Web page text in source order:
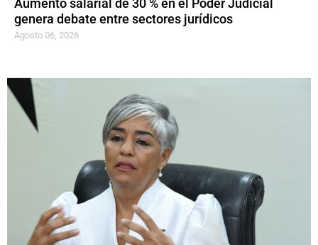
Aumento salarial de 30 % en el Poder Judicial
genera debate entre sectores jurídicos
Agosto 06, 2026